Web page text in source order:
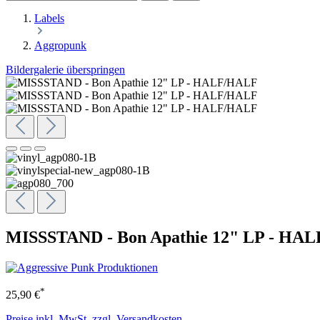
Labels
Aggropunk
Bildergalerie überspringen
MISSSTAND - Bon Apathie 12" LP -
25,90 €*